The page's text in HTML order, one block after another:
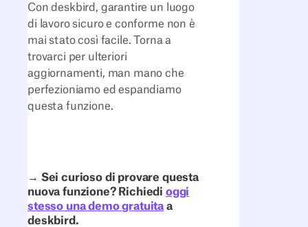
Con deskbird, garantire un luogo
di lavoro sicuro e conforme non è
mai stato così facile. Torna a
trovarci per ulteriori
aggiornamenti, man mano che
perfezioniamo ed espandiamo
questa funzione.
→ Sei curioso di provare questa
nuova funzione? Richiedi oggi
stesso una demo gratuita a
deskbird.